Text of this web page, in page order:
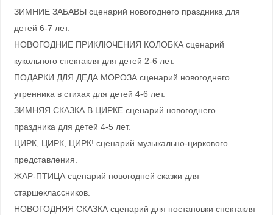
ЗИМНИЕ ЗАБАВЫ сценарий новогоднего праздника для
детей 6-7 лет.
НОВОГОДНИЕ ПРИКЛЮЧЕНИЯ КОЛОБКА сценарий
кукольного спектакля для детей 2-6 лет.
ПОДАРКИ ДЛЯ ДЕДА МОРОЗА сценарий новогоднего
утренника в стихах для детей 4-6 лет.
ЗИМНЯЯ СКАЗКА В ЦИРКЕ сценарий новогоднего
праздника для детей 4-5 лет.
ЦИРК, ЦИРК, ЦИРК! сценарий музыкально-циркового
представления.
ЖАР-ПТИЦА сценарий новогодней сказки для
старшеклассников.
НОВОГОДНЯЯ СКАЗКА сценарий для постановки спектакля